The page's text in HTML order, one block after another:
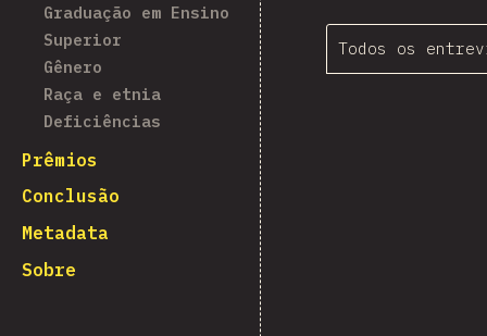
Graduação em Ensino
Superior
Gênero
Raça e etnia
Deficiências
Prêmios
Conclusão
Metadata
Sobre
Todos os